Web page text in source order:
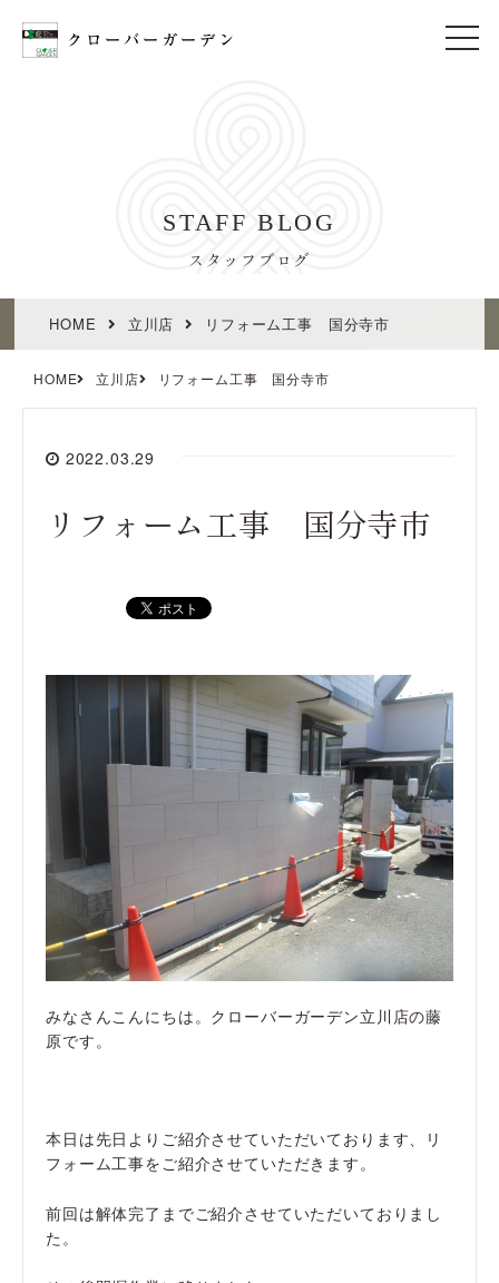
t
STAFF BLOG
スタッフブログ
HOME 立川店 リフォーム工事 国分寺市
HOME 立川店 リフォーム工事 国分寺市
2022.03.29
リフォーム工事 国分寺市
みなさんこんにちは。クローバーガーデン立川店の藤
原です。
本日は先日よりご紹介させていただいております、リ
フォーム工事をご紹介させていただきます。
前回は解体完了までご紹介させていただいておりまし
た。